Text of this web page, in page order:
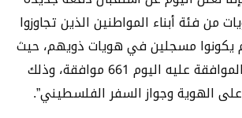
من فئة أبناء المواطنين الذين تجاوزوا
عام ولم يكونوا مسجلين في هويات ذويهم، حيث
بلغ مجموع ما تم الموافقة عليه اليوم 661 موافقة، وذلك
الهوية وجواز السفر الفلسطيني”.